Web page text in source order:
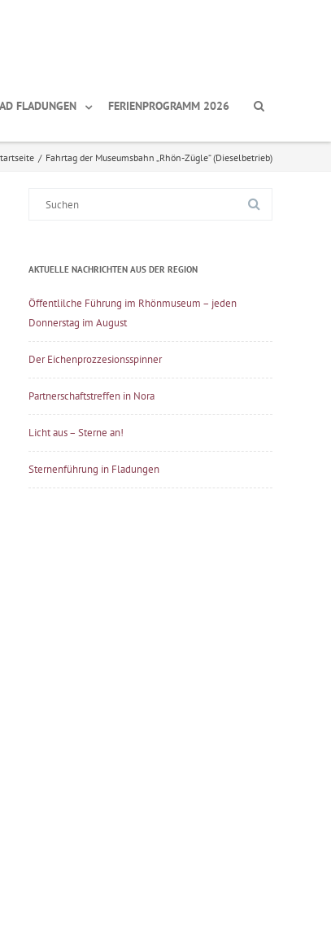
FLADUNGEN FERIENPROGRAMM 2026
/ Fahrtag der Museumsbahn „Rhön-Zügle“ (Dieselbetrieb)
AKTUELLE NACHRICHTEN AUS DER REGION
Öffentlilche Führung im Rhönmuseum – jeden
Donnerstag im August
Der Eichenprozzesionsspinner
Partnerschaftstreffen in Nora
Licht aus – Sterne an!
Sternenführung in Fladungen